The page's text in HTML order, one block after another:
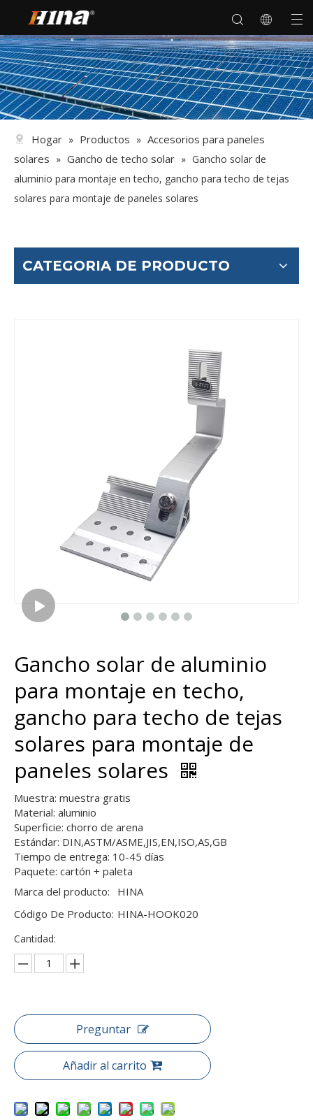
Hogar » Productos » Accesorios para paneles
solares » Gancho de techo solar » Gancho solar de
aluminio para montaje en techo, gancho para techo de tejas
solares para montaje de paneles solares
CATEGORIA DE PRODUCTO
Gancho solar de aluminio
para montaje en techo,
gancho para techo de tejas
solares para montaje de
paneles solares
Muestra: muestra gratis
Material: aluminio
Superficie: chorro de arena
Estándar: DIN,ASTM/ASME,JIS,EN,ISO,AS,GB
Tiempo de entrega: 10-45 días
Paquete: cartón + paleta
Marca del producto:
HINA
Código De Producto: HINA-HOOK020
Cantidad:
Preguntar
Añadir al carrito